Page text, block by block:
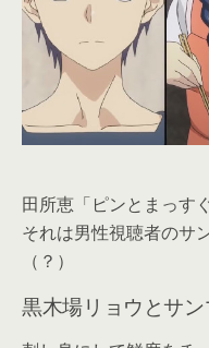
田所恵「ピンとまっす
それは男性視聴者のサ
（？）
黒木場リョウとサン